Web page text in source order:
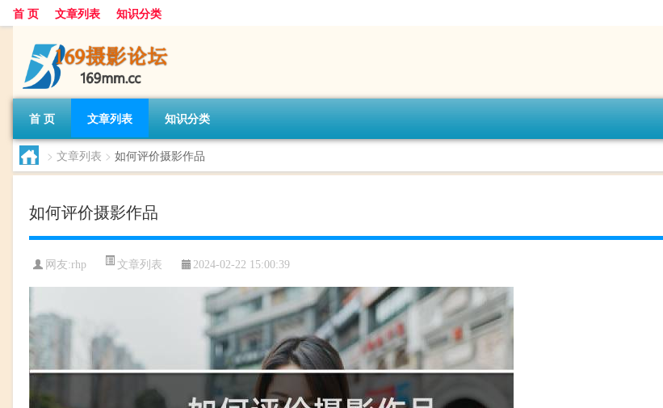
首 页 文章列表 知识分类
首 页 文章列表 知识分类
> 文章列表 > 如何评价摄影作品
如何评价摄影作品
网友:rhp 文章列表 2024-02-22 15:00:39